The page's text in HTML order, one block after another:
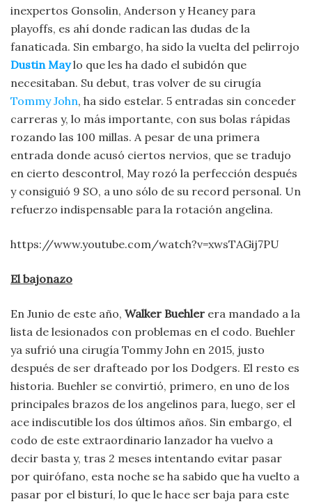
inexpertos Gonsolin, Anderson y Heaney para
playoffs, es ahí donde radican las dudas de la
fanaticada. Sin embargo, ha sido la vuelta del pelirrojo
Dustin May lo que les ha dado el subidón que
necesitaban. Su debut, tras volver de su cirugía
Tommy John, ha sido estelar. 5 entradas sin conceder
carreras y, lo más importante, con sus bolas rápidas
rozando las 100 millas. A pesar de una primera
entrada donde acusó ciertos nervios, que se tradujo
en cierto descontrol, May rozó la perfección después
y consiguió 9 SO, a uno sólo de su record personal. Un
refuerzo indispensable para la rotación angelina.
https://www.youtube.com/watch?v=xwsTAGij7PU
El bajonazo
En Junio de este año, Walker Buehler era mandado a la
lista de lesionados con problemas en el codo. Buehler
ya sufrió una cirugía Tommy John en 2015, justo
después de ser drafteado por los Dodgers. El resto es
historia. Buehler se convirtió, primero, en uno de los
principales brazos de los angelinos para, luego, ser el
ace indiscutible los dos últimos años. Sin embargo, el
codo de este extraordinario lanzador ha vuelvo a
decir basta y, tras 2 meses intentando evitar pasar
por quirófano, esta noche se ha sabido que ha vuelto a
pasar por el bisturí, lo que le hace ser baja para este